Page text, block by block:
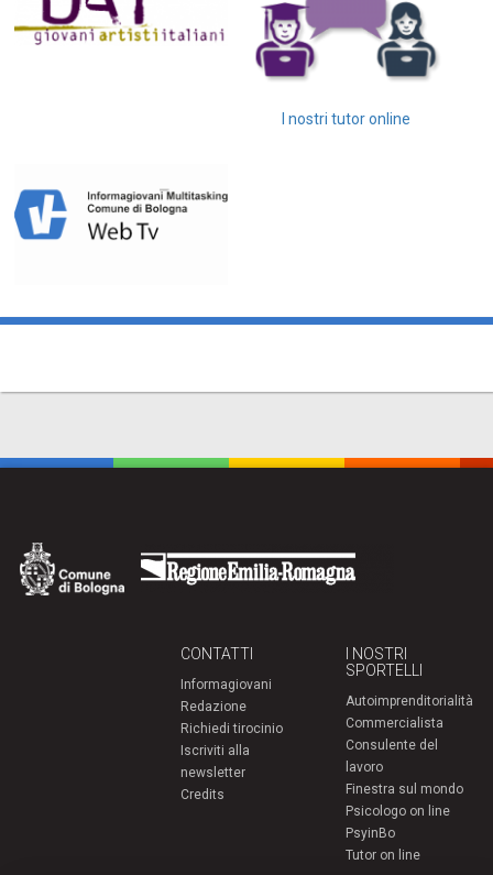
I nostri tutor online
CONTATTI
Informagiovani
Redazione
Richiedi tirocinio
Iscriviti alla
newsletter
Credits
I NOSTRI
SPORTELLI
Autoimprenditorialità
Commercialista
Consulente del
lavoro
Finestra sul mondo
Psicologo on line
PsyinBo
Tutor on line